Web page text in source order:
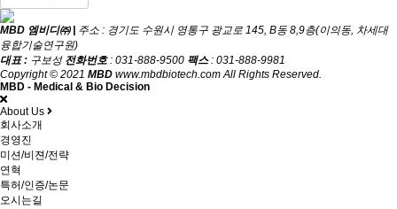
MBD 엠비디㈜ |
주소 : 경기도 수원시 영통구 광교로 145, B동 8,9층(이의동, 차세대
융합기술연구원)
대표 : 구보성 전화번호: 031-888-9500 팩스: 031-888-9981
Copyright © 2021 MBD www.mbdbiotech.com All Rights Reserved.
MBD - Medical & Bio Decision
About Us
회사소개
경영진
미션/비젼/전략
연혁
특허/인증/논문
오시는길